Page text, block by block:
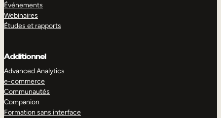
Événements
Webinaires
Études et rapports
Additionnel
Advanced Analytics
e-commerce
Communautés
Companion
Formation sans interface